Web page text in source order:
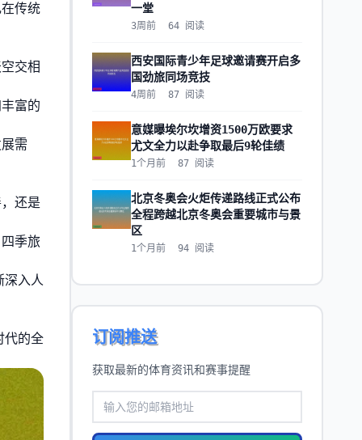
传统
交相
富的
需
还是
季旅
深入人
代的全
一堂
3周前 64 阅读
西安国际青少年足球邀请赛开启多
国劲旅同场竞技
4周前 87 阅读
意媒曝埃尔坎增资1500万欧要求
尤文全力以赴争取最后9轮佳绩
1个月前 87 阅读
北京冬奥会火炬传递路线正式公布
全程跨越北京冬奥会重要城市与景
区
1个月前 94 阅读
订阅推送
获取最新的体育资讯和赛事提醒